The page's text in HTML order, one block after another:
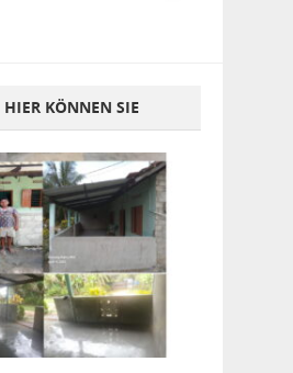
HIER KÖNNEN SIE